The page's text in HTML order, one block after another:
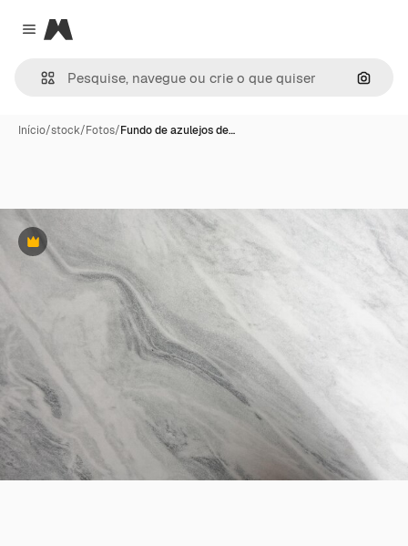
Close menu
Magnific
Início/stock/Fotos/Fundo de azulejos de…
Premium